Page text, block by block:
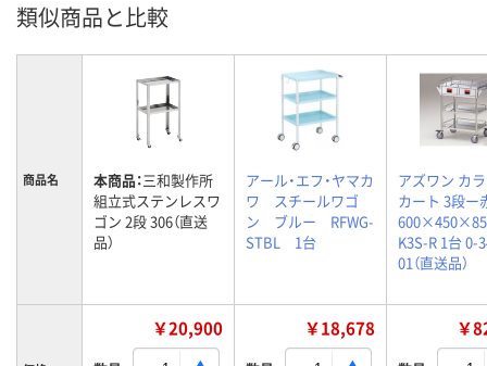
類似商品と比較
商品名 本商品：三和製作所
組立式ステンレスワ
ゴン 2段 306（直送
品）
アール・エフ・ヤマカ
ワ スチールワゴ
ン ブルー RFWG-
STBL 1台
アズワン カ
カート 3段ー
K3S-R 1台 0-
01（直送品）
￥20,900 ￥18,678 ￥